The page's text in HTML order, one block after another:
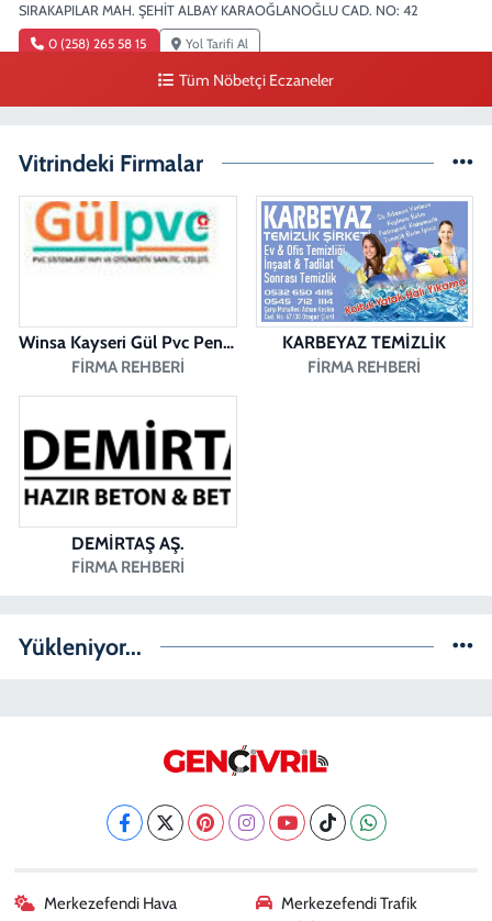
SIRAKAPILAR MAH. ŞEHİT ALBAY KARAOĞLANOĞLU CAD. NO: 42
0 (258) 265 58 15 Yol Tarifi Al
Denizli Eczanesi
0 (258) 263 51 95 Yol Tarifi Al
Sena Kelleci Eczanesi
MERKEZEFENDİ MAH. 29 EKİM BULV. CAD. NO:23 B
Tüm Nöbetçi Eczaneler
Vitrindeki Firmalar
Winsa Kayseri Gül Pvc Pencere Kayseri Winsa
FIRMA REHBERI
KARBEYAZ TEMİZLİK
FIRMA REHBERI
DEMİRTAŞ AŞ.
FIRMA REHBERI
Yükleniyor...
Merkezefendi Hava
Merkezefendi Trafik